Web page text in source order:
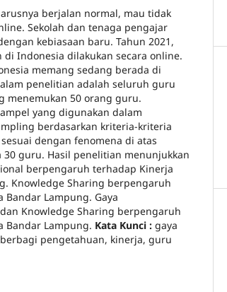
berjalan normal, mau tidak
Sekolah dan tenaga pengajar
kebiasaan baru. Tahun 2021,
Indonesia dilakukan secara online.
memang sedang berada di
penelitian adalah seluruh guru
menemukan 50 orang guru.
yang digunakan dalam
berdasarkan kriteria-kriteria
dengan fenomena di atas
guru. Hasil penelitian menunjukkan
berpengaruh terhadap Kinerja
Knowledge Sharing berpengaruh
Bandar Lampung. Gaya
Knowledge Sharing berpengaruh
Bandar Lampung. Kata Kunci : gaya
pengetahuan, kinerja, guru